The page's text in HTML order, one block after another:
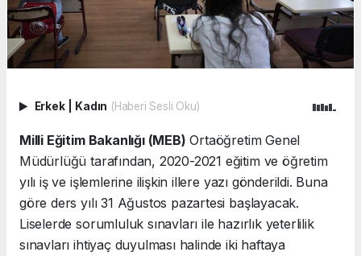
Erkek Kadın (Haberi Sesli Oku)
Milli Eğitim Bakanlığı (MEB) Ortaöğretim Genel
Müdürlüğü tarafından, 2020-2021 eğitim ve öğretim
yılı iş ve işlemlerine ilişkin illere yazı gönderildi. Buna
göre ders yılı 31 Ağustos pazartesi başlayacak.
Liselerde sorumluluk sınavları ile hazırlık yeterlilik
sınavları ihtiyaç duyulması halinde iki haftaya